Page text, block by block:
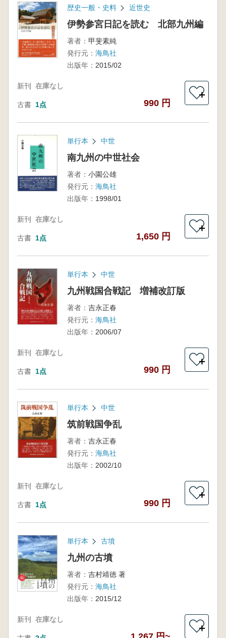
歴史一般・史料 近世史
伊勢参宮日記を読む 北部九州編
著者： 甲斐素純
発行元： 海鳥社
出版年： 2015/02
新刊 在庫なし
古書 1点 990 円
＋
単行本 中世
南九州の中世社会
著者： 小園公雄
発行元： 海鳥社
出版年： 1998/01
新刊 在庫なし
古書 1点 1,650 円
＋
単行本 中世
九州戦国合戦記 増補改訂版
著者： 吉永正春
発行元： 海鳥社
出版年： 2006/07
新刊 在庫なし
古書 1点 990 円
＋
単行本 中世
筑前戦国争乱
著者： 吉永正春
発行元： 海鳥社
出版年： 2002/10
新刊 在庫なし
古書 1点 990 円
＋
単行本 古墳
九州の古墳
著者： 吉村靖徳 著
発行元： 海鳥社
出版年： 2015/12
新刊 在庫なし
＋